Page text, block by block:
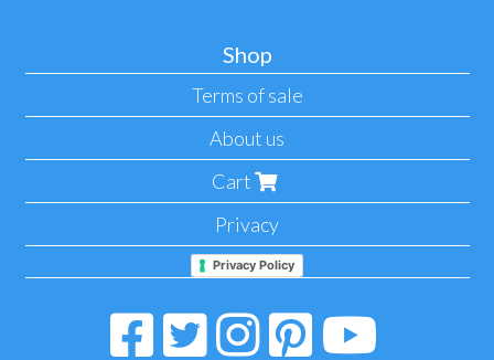
Shop
Terms of sale
About us
Cart
Privacy
Privacy Policy